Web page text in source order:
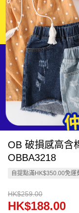
OB 破損感高含
OBBA3218
自提點滿HK$350.00免運
HK$259.00
HK$188.00